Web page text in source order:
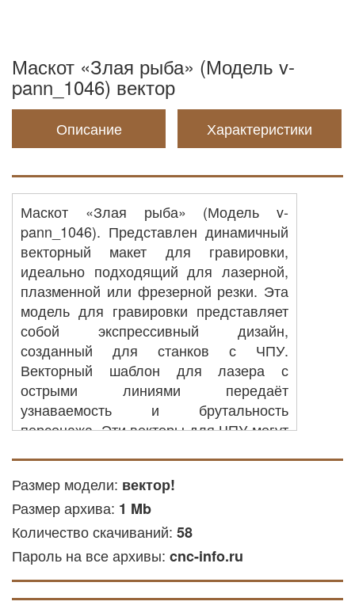
Маскот «Злая рыба» (Модель v-
pann_1046) вектор
Описание Характеристики
Маскот «Злая рыба» (Модель v-
pann_1046). Представлен динамичный
векторный макет для гравировки,
идеально подходящий для лазерной,
плазменной или фрезерной резки. Эта
модель для гравировки представляет
собой экспрессивный дизайн,
созданный для станков с ЧПУ.
Векторный шаблон для лазера с
острыми линиями передаёт
узнаваемость и брутальность
персонажа. Эти векторы для ЧПУ могут
применения в металле, дереве или
пластике.
Резка на станке с ЧПУ: вы можете
применить его для обработки
деталей из дерева, деревянных
или других материалов на
Размер модели: вектор!
Размер архива: 1 Mb
Количество скачиваний: 58
Пароль на все архивы: cnc-info.ru